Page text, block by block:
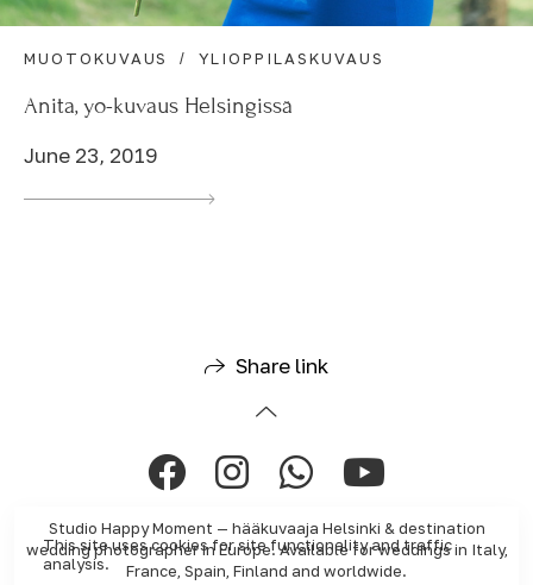
MUOTOKUVAUS YLIOPPILASKUVAUS
Anita, yo-kuvaus Helsingissä
June 23, 2019
Share link
Studio Happy Moment — hääkuvaaja Helsinki & destination
wedding photographer in Europe. Available for weddings in Italy,
France, Spain, Finland and worldwide.
This site uses cookies for site functionality and traffic
analysis.